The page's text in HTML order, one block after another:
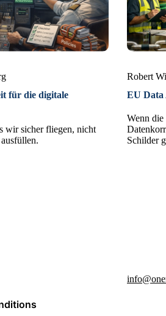
für die digitale
wir sicher fliegen, nicht
Robert
EU Data
Wenn
Schilder